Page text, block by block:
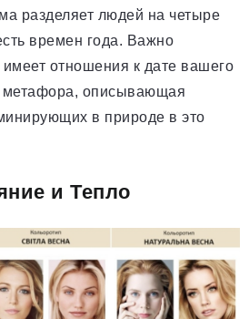
разделяет людей на четыре
времен года. Важно
имеет отношения к дате вашего
описывающая
в природе в это
и Тепло